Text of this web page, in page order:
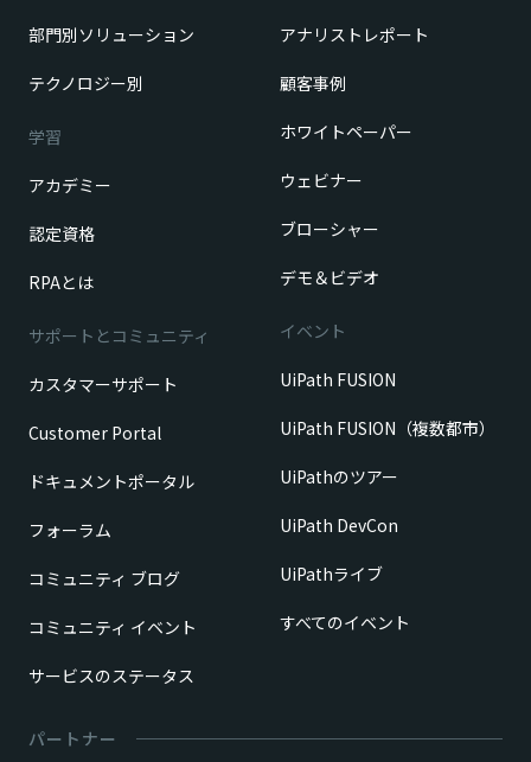
部門別ソリューション
テクノロジー別
学習
アカデミー
認定資格
RPAとは
サポートとコミュニティ
カスタマーサポート
Customer Portal
ドキュメントポータル
フォーラム
コミュニティ ブログ
コミュニティ イベント
サービスのステータス
アナリストレポート
顧客事例
ホワイトペーパー
ウェビナー
ブローシャー
デモ＆ビデオ
イベント
UiPath FUSION
UiPath FUSION（複数都市）
UiPathのツアー
UiPath DevCon
UiPathライブ
すべてのイベント
パートナー